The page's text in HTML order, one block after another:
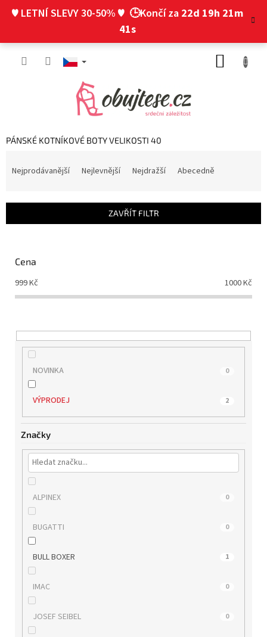
♥ LETNÍ SLEVY 30-50% ♥ 🕒Končí za 22d 19h 21m
40s
PÁNSKÉ KOTNÍKOVÉ BOTY VELIKOSTI 40
í
Nejprodávanější Nejlevnější Nejdražší Abecedně
ZAVŘÍT FILTR
Cena
999Kč 1000Kč
NOVINKA 0
VÝPRODEJ 2
Značky
ALPINEX 0
BUGATTI 0
BULL BOXER 1
IMAC 0
JOSEF SEIBEL 0